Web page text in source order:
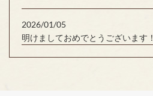
2026/01/05
明けましておめでとうございます！